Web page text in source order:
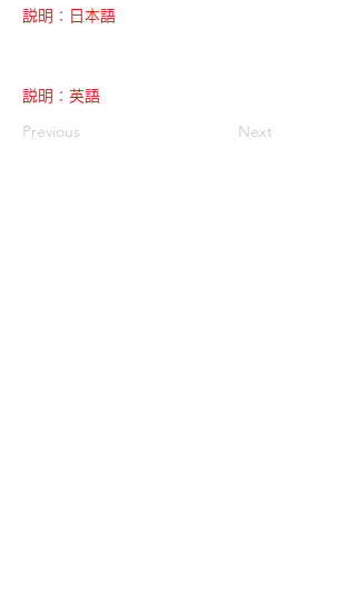
説明：日本語
説明：英語
Previous Next